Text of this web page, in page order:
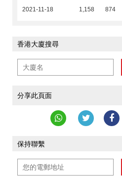
2021-11-18 1,158 874
香港大廈搜尋
分享此頁面
保持聯繫